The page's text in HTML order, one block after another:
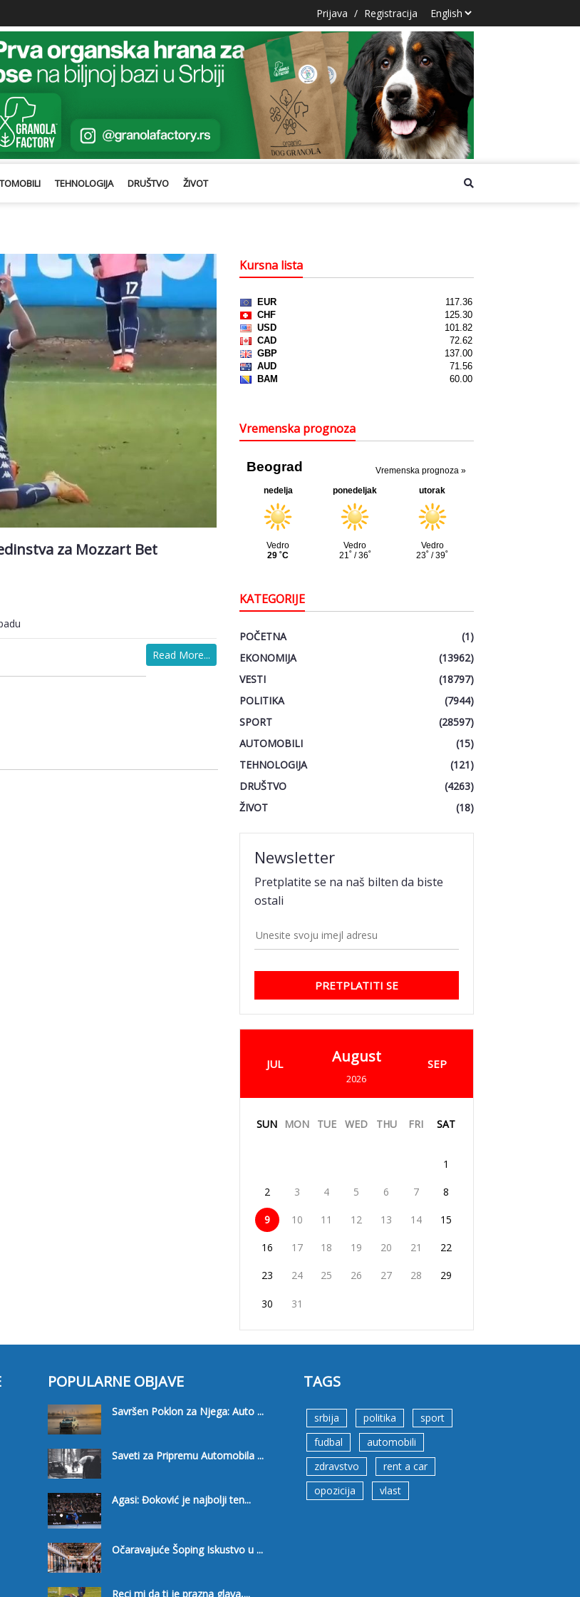
Prijava / Registracija
TEHNOLOGIJA DRUŠTVO ŽIVOT
za Mozzart Bet
Read More...
Kursna lista
Vremenska prognoza
KATEGORIJE
POČETNA
(1)
EKONOMIJA
(13962)
VESTI
(18797)
POLITIKA
(7944)
SPORT
(28597)
AUTOMOBILI
(15)
TEHNOLOGIJA
(121)
DRUŠTVO
(4263)
ŽIVOT
(18)
Newsletter
Pretplatite se na naš bilten da biste
ostali
PRETPLATITI SE
JUL August
2026
SEP
SUN MON TUE WED THU FRI SAT
1
2 3 4 5 6 7 8
9 10 11 12 13 14 15
16 17 18 19 20 21 22
23 24 25 26 27 28 29
30 31
POPULARNE OBJAVE
Savršen Poklon za Njega: Auto ...
Saveti za Pripremu Automobila ...
Agasi: Đoković je najbolji ten...
Očaravajuće Šoping Iskustvo u ...
Reci mi da ti je prazna glava,...
TAGS
srbija politika
sport
fudbal
automobili
zdravstvo
rent a car
opozicija
vlast